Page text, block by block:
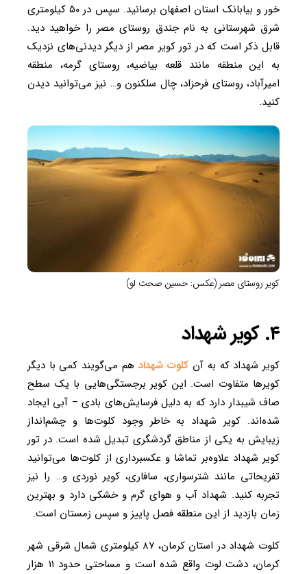
خور و بیابانک استان اصفهان برسانید. سپس در ۵۰ کیلومتری
شرق شهرستانی به نام جندق روستای مصر را خواهید دید.
قابل ذکر است که در تور کویر مصر از دیگر دیدنی‌های نزدیک
به این منطقه مانند قلعه بیاضیه، روستای گرمه، منطقه
امیرآباد، روستای فرحزاد، چال سلکنون و… نیز می‌توانید دیدن
کنید.
کویر روستای مصر (عکس: حسین صحت لو)
۴. کویر شهداد
کویر شهداد که به آن کلوت شهداد هم می‌گویند کمی با دیگر
کویرها متفاوت است. این کویر برجستگی‌هایی با یک سطح
صاف شیبدار دارد که به دلیل فرسایش‌های بادی – آبی ایجاد
شده‌اند. کویر شهداد به خاطر وجود کلوت‌ها و چشم‌انداز
زیبایش به یکی از مناطق گردشگری تبدیل شده است. در تور
کویر شهداد علاوه‌بر تماشا و عکسبرداری از کلوت‌ها می‌توانید
تفریحاتی مانند شترسواری، سافاری، کویر نوردی و… را نیز
تجربه کنید. شهداد آب و هوای گرم و خشکی دارد و بهترین
زمان بازدید از این منطقه فصل پاییز و سپس زمستان است.
کلوت شهداد در استان کرمان، ۸۷ کیلومتری شمال شرقی شهر
کرمان، دشت لوت واقع شده است و مساحتی حدود ۱۱ هزار